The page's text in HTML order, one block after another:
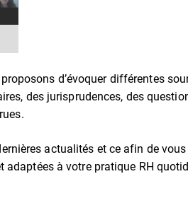
d’évoquer différentes
des jurisprudences, des
actualités et ce afin de
à votre pratique RH